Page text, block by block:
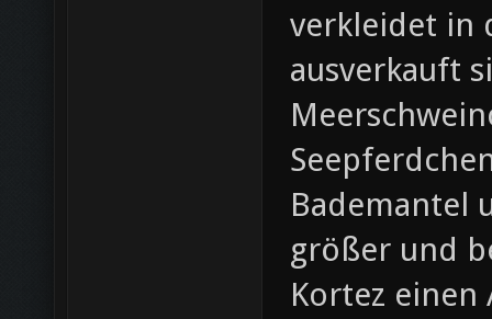
verkleidet in
ausverkauft
Bademantel
größer und
Kortez einen